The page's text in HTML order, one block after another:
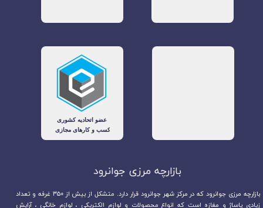
بازارچه مرزی جوانرود​​​​​​​
بازارچه مرزی جوانرود که در مرکز شهر جوانرود قرار دارد. متشکل از بیش از ۳۵۰ غرفه و تعداد
زیادی پاساژ و مغازه است که انواع محصولات و لوازم الکتریکی ، لوازم خانگی ، آرایش